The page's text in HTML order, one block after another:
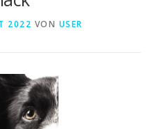
2022 VON USER